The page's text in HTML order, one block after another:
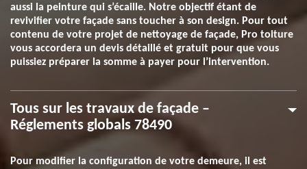
aussi la peinture qui s’écaille. Notre objectif étant de
revivifier votre façade sans toucher à son design. Pour tout
contenu de votre projet de nettoyage de façade, Pro toiture
vous accordera un devis détaillé et gratuit pour que vous
puissiez préparer la somme à payer pour l’intervention.
Tous sur les travaux de façade –
Réglements globals 78490
Pour modifier la configuration de votre demeure, il est